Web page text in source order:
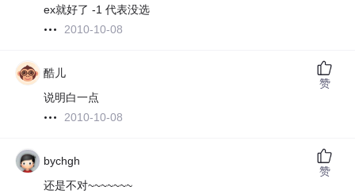
ex就好了 -1 代表没选
2010-10-08
酷儿
说明白一点
2010-10-08
赞
bychgh
还是不对~~~~~~~
赞